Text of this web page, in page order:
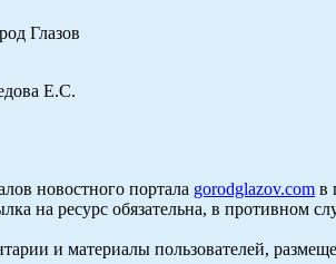
Глазов
Е.С.
новостного портала gorodglazov.com в
на ресурс обязательна, в противном
и материалы пользователей,